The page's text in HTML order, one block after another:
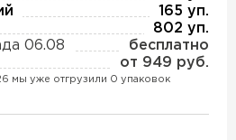
165 уп.
802 уп.
06.08
бесплатно
от 949 руб.
мы уже отгрузили 0 упаковок
Дирок